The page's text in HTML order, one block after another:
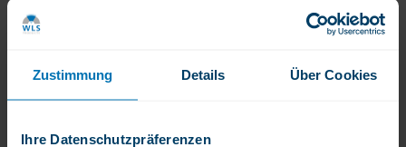
Zustimmung Details Über Cookies
Ihre Datenschutzpräferenzen
25.000 IE
Hochdosiertes Vitamin A
Jede Packung enthält 60